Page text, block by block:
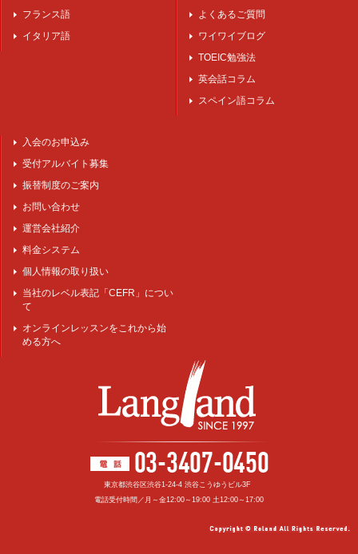
フランス語
イタリア語
よくあるご質問
ワイワイブログ
TOEIC勉強法
英会話コラム
スペイン語コラム
入会のお申込み
受付アルバイト募集
振替制度のご案内
お問い合わせ
運営会社紹介
料金システム
個人情報の取り扱い
当社のレベル表記「CEFR」につい
て
オンラインレッスンをこれから始
める方へ
東京都渋谷区渋谷1-24-4 渋谷こうゆうビル3F
電話受付時間／月～金12:00～19:00 土12:00～17:00